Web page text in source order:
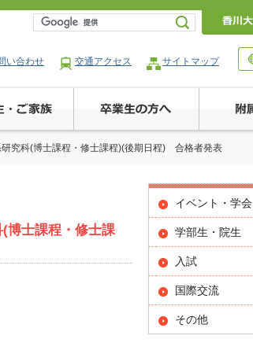
い合わせ 交通アクセス サイトマップ
究科(博士課程・修士課程)(後期日程) 合格者発表
博士課程・修士課
イベント・学会
学部生・院生
入試
国際交流
その他